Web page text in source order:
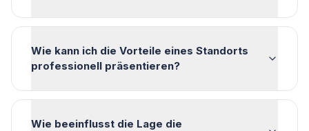
Wie kann ich die Vorteile eines Standorts
professionell präsentieren?
Wie beeinflusst die Lage die